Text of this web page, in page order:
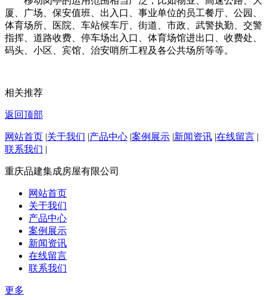
厦、广场、保安值班、出入口、事业单位的员工餐厅、公园、
体育场所、医院、车站候车厅、街道、市政、武警执勤、交警
指挥、道路收费、停车场出入口、体育场馆进出口、收费处、
码头、小区、宾馆、治安哨所工程及各公共场所等等。
相关推荐
返回顶部
网站首页 |关于我们 |产品中心 |案例展示 |新闻资讯 |在线留言 |
联系我们 |
重庆品建集成房屋有限公司
网站首页
关于我们
产品中心
案例展示
新闻资讯
在线留言
联系我们
更多